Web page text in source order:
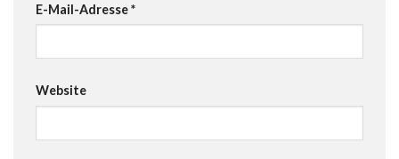
E-Mail-Adresse*
Website